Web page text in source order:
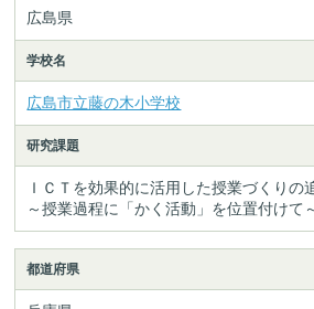
広島県
学校名
広島市立藤の木小学校
研究課題
ＩＣＴを効果的に活用した授業づくりの
～授業過程に「かく活動」を位置付けて
都道府県